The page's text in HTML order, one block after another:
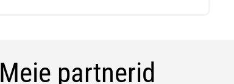
Meie partnerid